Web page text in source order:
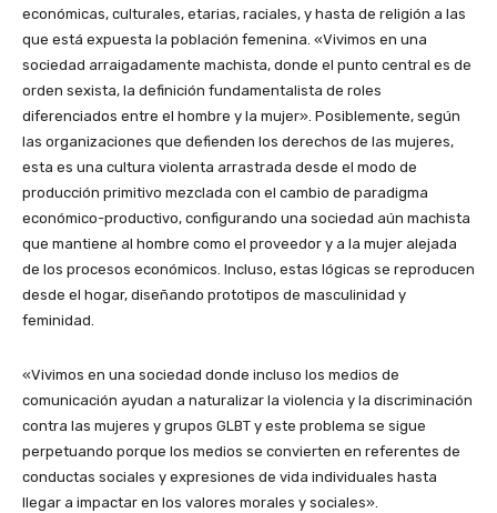
económicas, culturales, etarias, raciales, y hasta de religión a las
que está expuesta la población femenina. «Vivimos en una
sociedad arraigadamente machista, donde el punto central es de
orden sexista, la definición fundamentalista de roles
diferenciados entre el hombre y la mujer». Posiblemente, según
las organizaciones que defienden los derechos de las mujeres,
esta es una cultura violenta arrastrada desde el modo de
producción primitivo mezclada con el cambio de paradigma
económico-productivo, configurando una sociedad aún machista
que mantiene al hombre como el proveedor y a la mujer alejada
de los procesos económicos. Incluso, estas lógicas se reproducen
desde el hogar, diseñando prototipos de masculinidad y
feminidad.
«Vivimos en una sociedad donde incluso los medios de
comunicación ayudan a naturalizar la violencia y la discriminación
contra las mujeres y grupos GLBT y este problema se sigue
perpetuando porque los medios se convierten en referentes de
conductas sociales y expresiones de vida individuales hasta
llegar a impactar en los valores morales y sociales».